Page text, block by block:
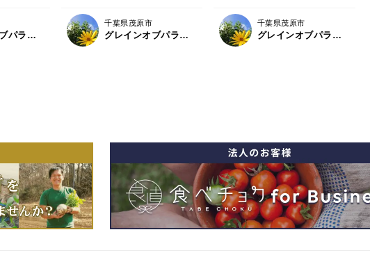
グレインオブパラダイス
千葉県茂原市
グレインオブパラダイス
千葉県茂原市
グレインオブパラダイス